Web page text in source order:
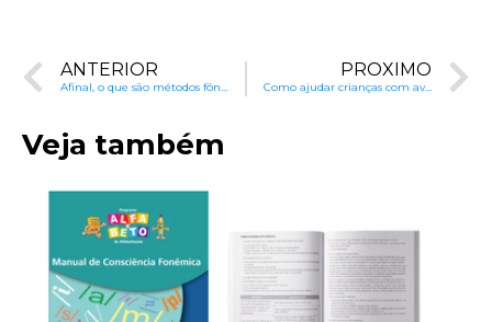
ANTERIOR
Afinal, o que são métodos fônicos?
PRÓXIMO
Como ajudar crianças com aversão a Matemática?
Veja também